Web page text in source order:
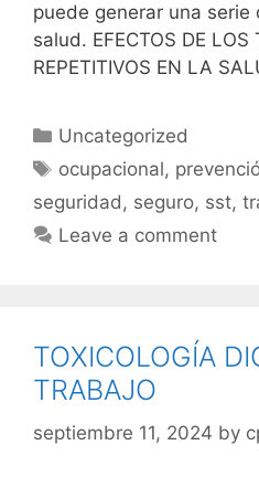
puede generar una serie
salud. EFECTOS DE LOS
REPETITIVOS EN LA
Uncategorized
ocupacional,
seguridad, seguro, sst,
Leave a comment
TOXICOLOGÍA
TRABAJO
septiembre 11, 2024 by